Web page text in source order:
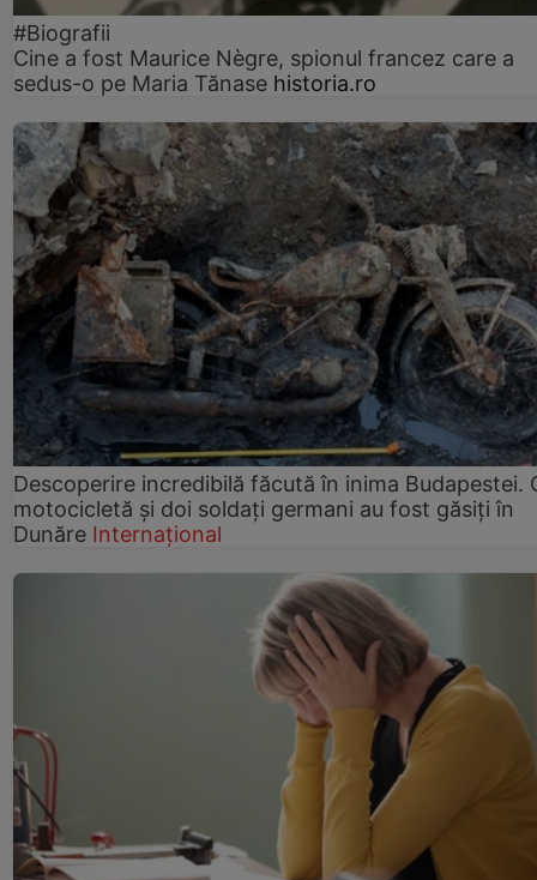
#Biografii
Cine a fost Maurice Nègre, spionul francez care a
sedus-o pe Maria Tănase historia.ro
Descoperire incredibilă făcută în inima Budapestei.
motocicletă și doi soldați germani au fost găsiți în
Dunăre Internațional